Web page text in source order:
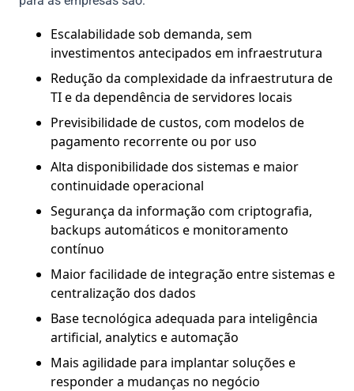
Escalabilidade sob demanda, sem
investimentos antecipados em infraestrutura
Redução da complexidade da infraestrutura de
TI e da dependência de servidores locais
Previsibilidade de custos, com modelos de
pagamento recorrente ou por uso
Alta disponibilidade dos sistemas e maior
continuidade operacional
Segurança da informação com criptografia,
backups automáticos e monitoramento
contínuo
Maior facilidade de integração entre sistemas e
centralização dos dados
Base tecnológica adequada para inteligência
artificial, analytics e automação
Mais agilidade para implantar soluções e
responder a mudanças no negócio